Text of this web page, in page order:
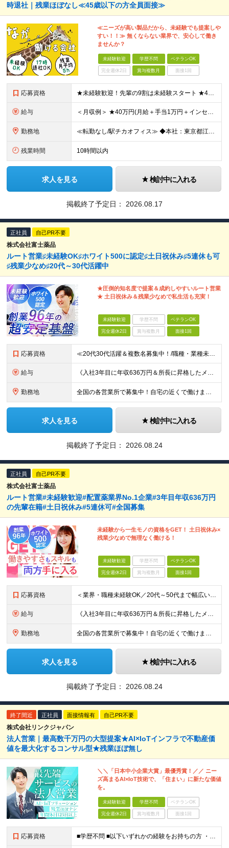
時退社｜残業ほぼなし≪45歳以下の方全員面接≫
≪ニーズが高い製品だから、未経験でも提案しや
すい！！≫ 無くならない業界で、安心して働き
ませんか？
未経験歓迎 学歴不問 ベテランOK
完全週休2日 賞与複数月 面接1回
応募資格 ★未経験歓迎！先輩の9割は未経験スタート ★45歳以下の方は全員面接 ◆学歴不問 ◆普通自動車免許(AT限定可) ◆45歳までの方※若年層の長期キャリア形成を図るため できるだけ多くの方とお会いし
給与 ＜月収例＞ ★40万円(月給＋手当1万円＋インセンティブ)／入社4年目・30代 ★28.5万円(月給＋手当1万円＋インセンティブ)／入社2年目 ◆月給24万7,000円以上～＋賞与年2回＋インセンテ
勤務地 ≪転勤なし/駅チカオフィス≫ ◆本社：東京都江戸川区東葛西6-1-17 第6カネ長ビル6F ※(変更の範囲)上記を除く当社関連勤務地
残業時間 10時間以内
求人を見る 検討中に入れる
掲載終了予定日： 2026.08.17
正社員 自己PR不要
株式会社富士薬品
ルート営業♯未経験OK♯ホワイト500に認定♯土日祝休み♯5連休も可
♯残業少なめ♯20代～30代活躍中
★圧倒的知名度で提案＆成約しやすいルート営業
★ 土日祝休み＆残業少なめで私生活も充実！
未経験歓迎 学歴不問 ベテランOK
完全週休2日 賞与複数月 面接1回
応募資格 ≪20代30代活躍＆複数名募集中！/職種・業種未経験大歓迎/第二新卒OK≫ ◎普通自動車免許（AT限定可）をお持ちの方 └お客様先へ訪問するため、問題なく運転ができる方を想定しています。 ◎高卒以上
給与 《入社3年目に年収636万円＆所長に昇格したメンバーも！》 ◆月給245,796円～269,205円+営業実績手当+諸手当 ※試用期間3ヶ月(待遇同一) ※固定残業代(22.5時間分/35,796円～
勤務地 全国の各営業所で募集中！自宅の近くで働けます。 ※住所は一部の営業所のみ載せています ★詳細は以下のリンクをご覧ください https://www.fujiyakuhin.co.jp/shop/eig
求人を見る 検討中に入れる
掲載終了予定日： 2026.08.24
正社員 自己PR不要
株式会社富士薬品
ルート営業#未経験歓迎#配置薬業界No.1企業#3年目年収636万円
の先輩在籍#土日祝休み#5連休可#全国募集
未経験から一生モノの資格をGET！ 土日祝休み×
残業少なめで無理なく働ける！
未経験歓迎 学歴不問 ベテランOK
完全週休2日 賞与複数月 面接1回
応募資格 ＜業界・職種未経験OK／20代～50代まで幅広い年齢層が活躍中＞ ■普通自動車免許（AT限定可）をお持ちの方 └お客様先へ訪問するため、問題なく運転ができる方を想定しています。 ■高卒以上 ■60歳未
給与 《入社3年目に年収636万円＆所長に昇格したメンバーも！》 ◆月給245,796円～269,205円+営業実績手当+諸手当 ※試用期間3ヶ月(待遇同一) ※固定残業代(22.5時間分/35,796円～
勤務地 全国の各営業所で募集中！自宅の近くで働けます。 ※住所は一部の営業所のみ載せています ★詳細は以下のリンクをご覧ください https://www.fujiyakuhin.co.jp/shop/eig
求人を見る 検討中に入れる
掲載終了予定日： 2026.08.24
終了間近 正社員 面接情報有 自己PR不要
株式会社リンクジャパン
法人営業｜最高数千万円の大型提案★AI×IoTインフラで不動産価
値を最大化するコンサル型★残業ほぼ無し
＼＼「日本中小企業大賞」最優秀賞！／／ ニー
ズ高まるAI×IoT技術で、「住まい」に新たな価値
を。
未経験歓迎 学歴不問 ベテランOK
完全週休2日 賞与複数月 面接1回
応募資格 ■学歴不問 ■以下いずれかの経験をお持ちの方 ・法人営業経験がある方(最低1年以上) ・不動産業界経験がある方（業界経験があれば、営業未経験でもOK） ～このような方にオススメです～ ◎最新技術や新